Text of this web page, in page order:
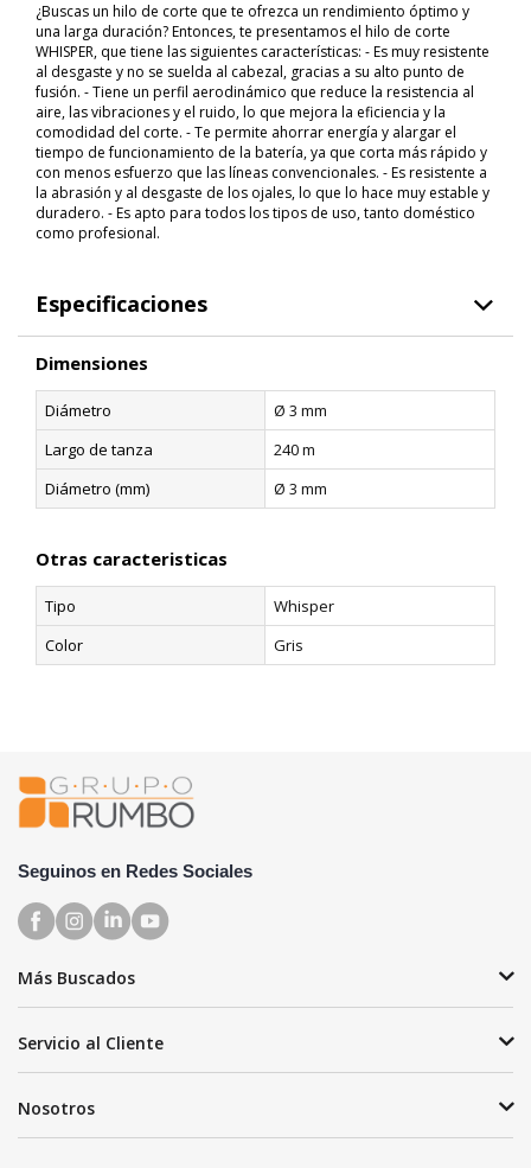
¿Buscas un hilo de corte que te ofrezca un rendimiento óptimo y
una larga duración? Entonces, te presentamos el hilo de corte
WHISPER, que tiene las siguientes características: - Es muy resistente
al desgaste y no se suelda al cabezal, gracias a su alto punto de
fusión. - Tiene un perfil aerodinámico que reduce la resistencia al
aire, las vibraciones y el ruido, lo que mejora la eficiencia y la
comodidad del corte. - Te permite ahorrar energía y alargar el
tiempo de funcionamiento de la batería, ya que corta más rápido y
con menos esfuerzo que las líneas convencionales. - Es resistente a
la abrasión y al desgaste de los ojales, lo que lo hace muy estable y
duradero. - Es apto para todos los tipos de uso, tanto doméstico
como profesional.
Especificaciones
Dimensiones
Diámetro
Ø 3 mm
Largo de tanza
240 m
Diámetro (mm)
Ø 3 mm
Otras caracteristicas
Tipo
Whisper
Color
Gris
Seguinos en Redes Sociales
Más Buscados
Servicio al Cliente
Nosotros